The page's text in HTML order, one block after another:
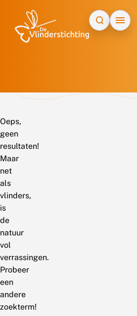
Oeps,
geen
resultaten!
Maar
net
als
vlinders,
is
de
natuur
vol
verrassingen.
Probeer
een
andere
zoekterm!